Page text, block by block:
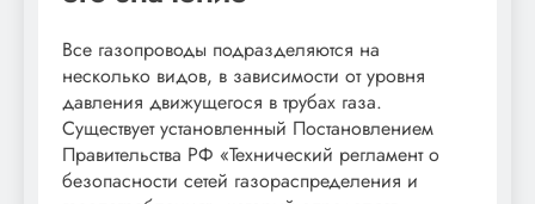
Все газопроводы подразделяются на
несколько видов, в зависимости от уровня
давления движущегося в трубах газа.
Существует установленный Постановлением
Правительства РФ «Технический регламент о
безопасности сетей газораспределения и